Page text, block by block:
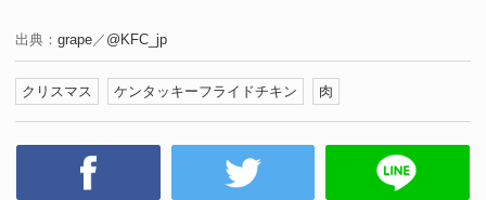
出典： grape ／ @KFC_jp
クリスマス ケンタッキーフライドチキン 肉